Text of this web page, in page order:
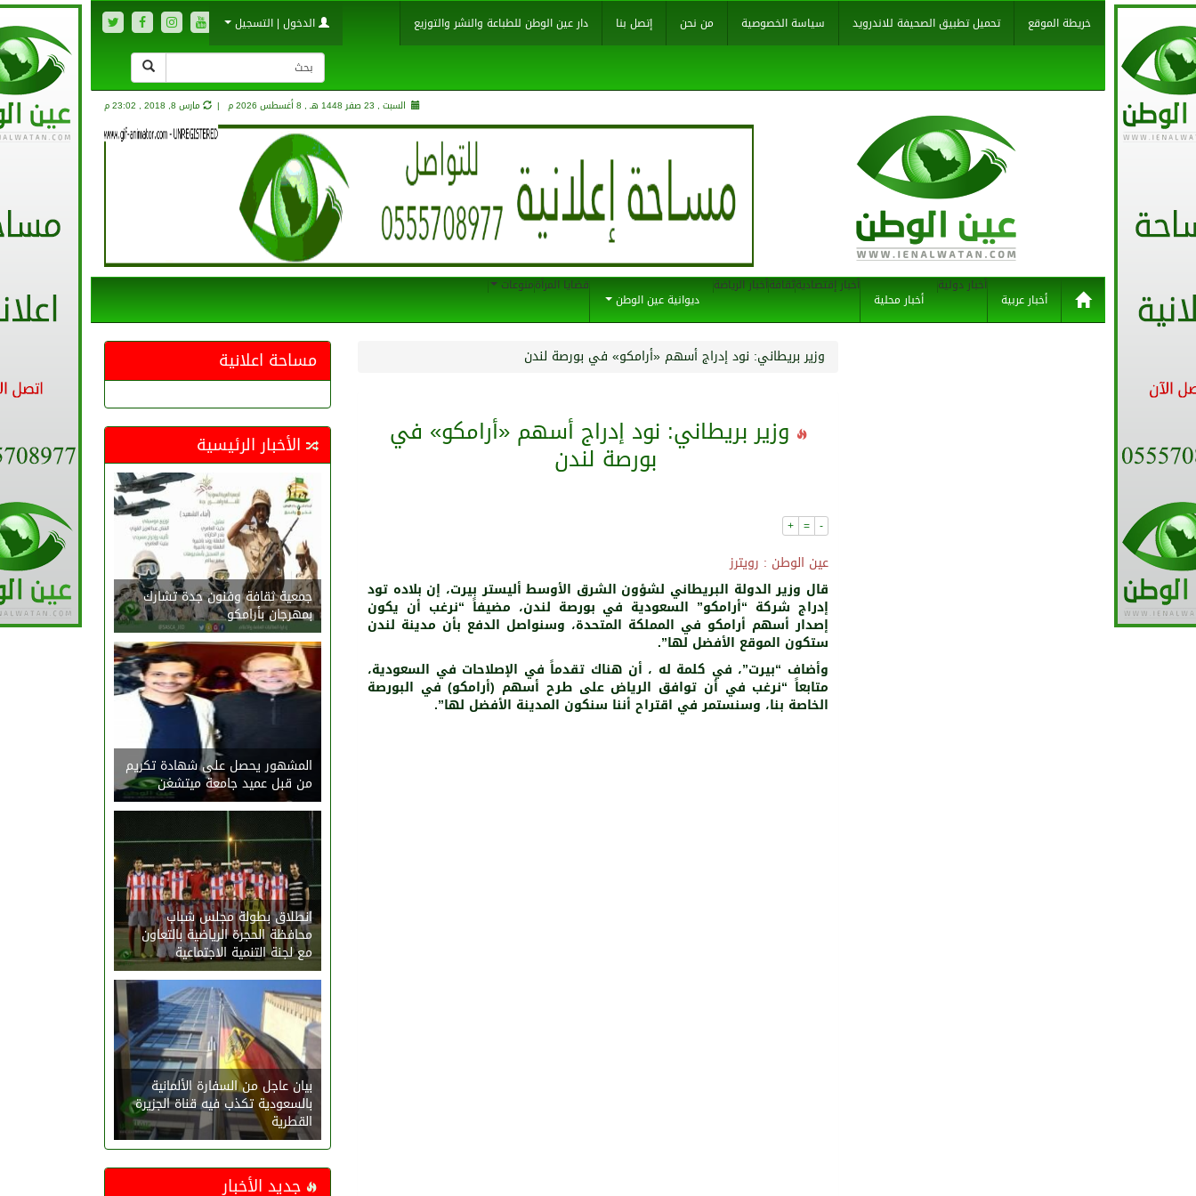
خريطة الموقع تحميل تطبيق الصحيفة للاندرويد سياسة الخصوصية من نحن إتصل بنا دار عين الوطن للطباعة والنشر والتوزيع الدخول | التسجيل
السبت , 23 صفر 1448 هـ , 8 أغسطس 2026 م | مارس 8, 2018 , 23:02 م
أخبار عربية
أخبار دولية
أخبار محلية
أخبار إقتصاديةثقافةأخبار الرياضة
ديوانية عين الوطن
قضايا المرأةمنوعات
مساحة اعلانية
الأخبار الرئيسية
جمعية ثقافة وفنون جدة تشارك
بمهرجان بأرامكو
المشهور يحصل على شهادة تكريم
من قبل عميد جامعة ميتشغن
انطلاق بطولة مجلس شباب
محافظة الحجرة الرياضية بالتعاون
مع لجنة التنمية الاجتماعية
بيان عاجل من السفارة الألمانية
بالسعودية تكذب فيه قناة الجزيرة
القطرية
جديد الأخبار
وزير بريطاني: نود إدراج أسهم «أرامكو» في بورصة لندن
وزير بريطاني: نود إدراج أسهم «أرامكو» في
بورصة لندن
+ = -
عين الوطن : رويترز
قال وزير الدولة البريطاني لشؤون الشرق الأوسط أليستر بيرت، إن بلاده تود
إدراج شركة “أرامكو” السعودية في بورصة لندن، مضيفاً “نرغب أن يكون
إصدار أسهم أرامكو في المملكة المتحدة، وسنواصل الدفع بأن مدينة لندن
ستكون الموقع الأفضل لها”.
وأضاف “بيرت”، في كلمة له ، أن هناك تقدماً في الإصلاحات في السعودية،
متابعاً “نرغب في أن توافق الرياض على طرح أسهم (أرامكو) في البورصة
الخاصة بنا، وسنستمر في اقتراح أننا سنكون المدينة الأفضل لها”.